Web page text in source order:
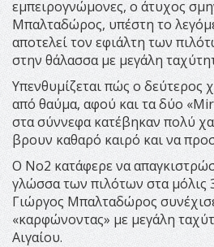
εμπειρογνώμονες, ο άτυχος
Μπαλταδώρος, υπέστη το
αποτελεί τον εφιάλτη των
στην θάλασσα με μεγάλη
Υπενθυμίζεται πώς ο δεύτερος
από θαύμα, αφού και τα δύο
στα σύννεφα κατέβηκαν πολύ
βρουν καθαρό καιρό και να
Ο Νο2 κατάφερε να
γλώσσα των πιλότων στα μόλις
Γιώργος Μπαλταδώρος
«καρφώνοντας» με μεγάλη
Αιγαίου.